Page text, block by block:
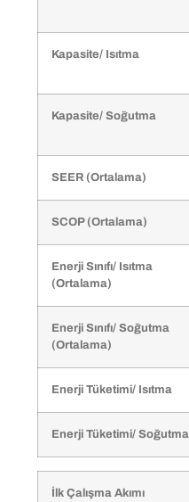
Kapasite/ Isıtma
Kapasite/ Soğutma
SEER (Ortalama)
SCOP (Ortalama)
Enerji Sınıfı/ Isıtma
(Ortalama)
Enerji Sınıfı/ Soğutma
(Ortalama)
Enerji Tüketimi/ Isıtma
Enerji Tüketimi/ Soğutma
İlk Çalışma Akımı